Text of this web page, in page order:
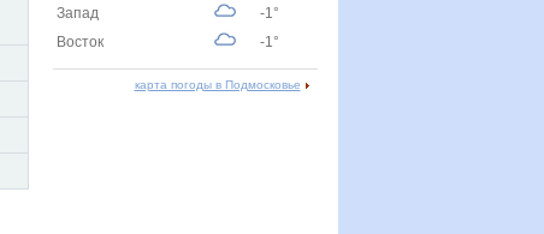
Запад
-1°
Восток
-1°
карта погоды в Подмосковье